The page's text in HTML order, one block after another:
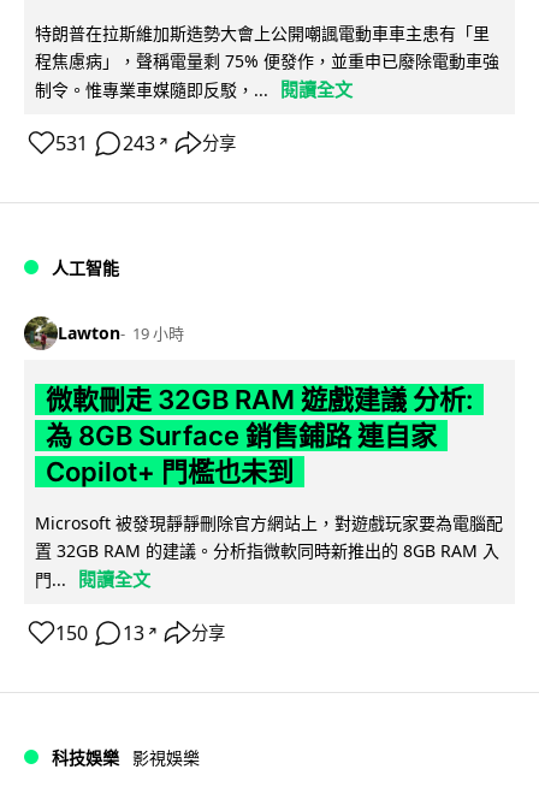
特朗普在拉斯維加斯造勢大會上公開嘲諷電動車車主患有「里
程焦慮病」，聲稱電量剩 75% 便發作，並重申已廢除電動車強
制令。惟專業車媒隨即反駁，...
閱讀全文
531 243 ↗ 分享
人工智能
Lawton 19 小時
微軟刪走 32GB RAM 遊戲建議 分析:
為 8GB Surface 銷售鋪路 連自家
Copilot+ 門檻也未到
Microsoft 被發現靜靜刪除官方網站上，對遊戲玩家要為電腦配
置 32GB RAM 的建議。分析指微軟同時新推出的 8GB RAM 入
門...
閱讀全文
150 13 ↗ 分享
科技娛樂 影視娛樂